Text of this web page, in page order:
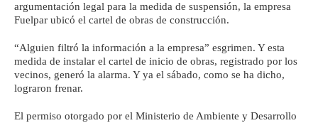
argumentación legal para la medida de suspensión, la empresa
Fuelpar ubicó el cartel de obras de construcción.
“Alguien filtró la información a la empresa” esgrimen. Y esta
medida de instalar el cartel de inicio de obras, registrado por los
vecinos, generó la alarma. Y ya el sábado, como se ha dicho,
lograron frenar.
El permiso otorgado por el Ministerio de Ambiente y Desarrollo